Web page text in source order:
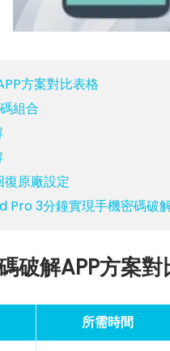
方案對比表格
組合
原廠設定
Pro 3分鐘實現手機密碼破
破解APP方案對
所需時間